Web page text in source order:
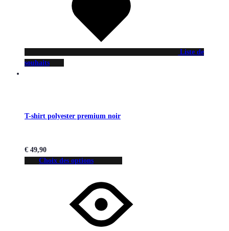
Liste de
souhaits
T-shirt polyester premium noir
€ 49,90
Choix des options